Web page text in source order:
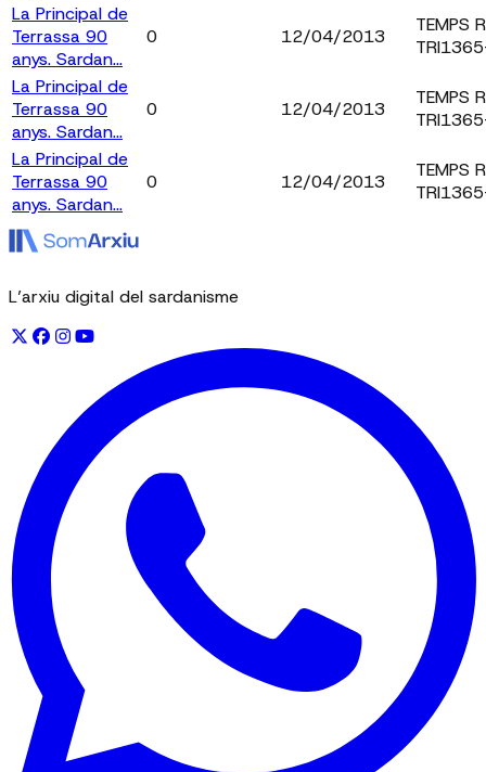
La Principal de
Terrassa 90
anys. Sardan...
0 12/04/2013
TEMPS
La Principal de
Terrassa 90
anys. Sardan...
0 12/04/2013
TEMPS
La Principal de
Terrassa 90
anys. Sardan...
0 12/04/2013
TEMPS
L’arxiu digital del sardanisme